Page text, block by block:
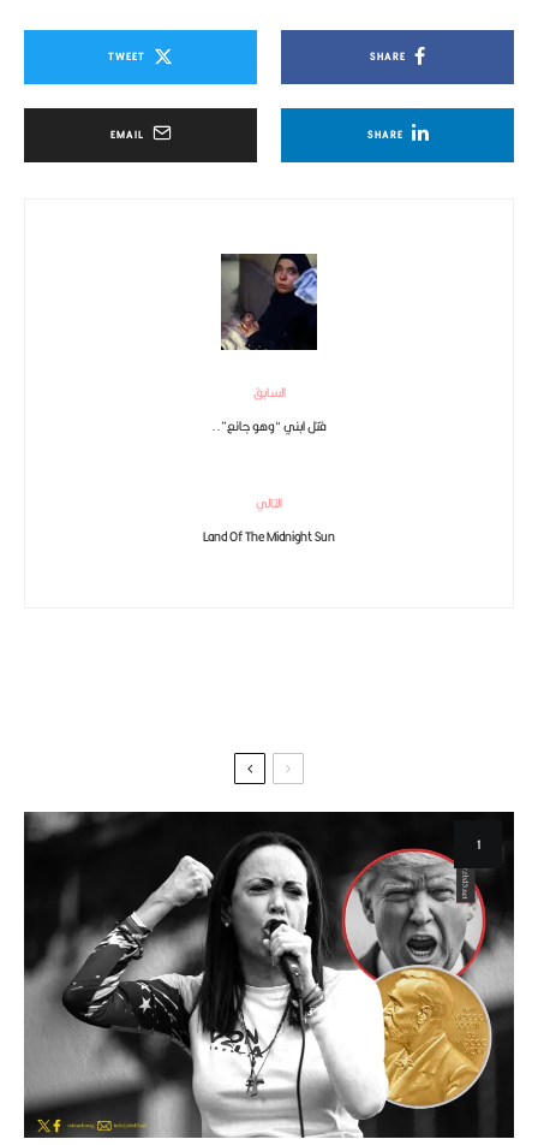
SHARE
TWEET
SHARE
EMAIL
السابق
قتل ابني “وهو جائع”..
التالي
Land Of The Midnight Sun